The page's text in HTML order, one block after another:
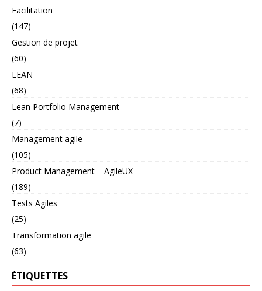
Facilitation
(147)
Gestion de projet
(60)
LEAN
(68)
Lean Portfolio Management
(7)
Management agile
(105)
Product Management – AgileUX
(189)
Tests Agiles
(25)
Transformation agile
(63)
ÉTIQUETTES